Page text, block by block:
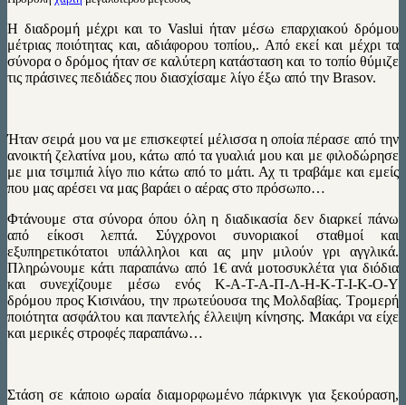
Η διαδρομή μέχρι και το Vaslui ήταν μέσω επαρχιακού δρόμου
μέτριας ποιότητας και, αδιάφορου τοπίου,. Από εκεί και μέχρι τα
σύνορα ο δρόμος ήταν σε καλύτερη κατάσταση και το τοπίο θύμιζε
τις πράσινες πεδιάδες που διασχίσαμε λίγο έξω από την Brasov.
Ήταν σειρά μου να με επισκεφτεί μέλισσα η οποία πέρασε από την
ανοικτή ζελατίνα μου, κάτω από τα γυαλιά μου και με φιλοδώρησε
με μια τσιμπιά λίγο πιο κάτω από το μάτι. Αχ τι τραβάμε και εμείς
που μας αρέσει να μας βαράει ο αέρας στο πρόσωπο…
Φτάνουμε στα σύνορα όπου όλη η διαδικασία δεν διαρκεί πάνω
από είκοσι λεπτά. Σύγχρονοι συνοριακοί σταθμοί και
εξυπηρετικότατοι υπάλληλοι και ας μην μιλούν γρι αγγλικά.
Πληρώνουμε κάτι παραπάνω από 1€ ανά μοτοσυκλέτα για διόδια
και συνεχίζουμε μέσω ενός Κ-Α-Τ-Α-Π-Λ-Η-Κ-Τ-Ι-Κ-Ο-Υ
δρόμου προς Κισινάου, την πρωτεύουσα της Μολδαβίας. Τρομερή
ποιότητα ασφάλτου και παντελής έλλειψη κίνησης. Μακάρι να είχε
και μερικές στροφές παραπάνω…
Στάση σε κάποιο ωραία διαμορφωμένο πάρκινγκ για ξεκούραση,